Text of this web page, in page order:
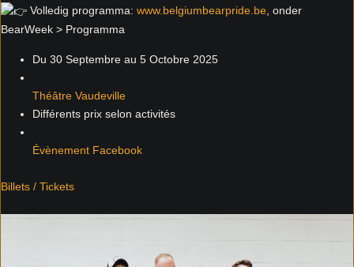
Volledig programma: www.belgiumbearpride.be , onder
BearWeek > Programma
Du 30 Septembre au 5 Octobre 2025
Théâtre Vaudeville
Différents prix selon activités
Évènement Facebook
Billets / Tickets